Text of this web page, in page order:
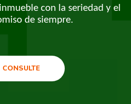
con la seriedad y el
de siempre.
CONSULTE